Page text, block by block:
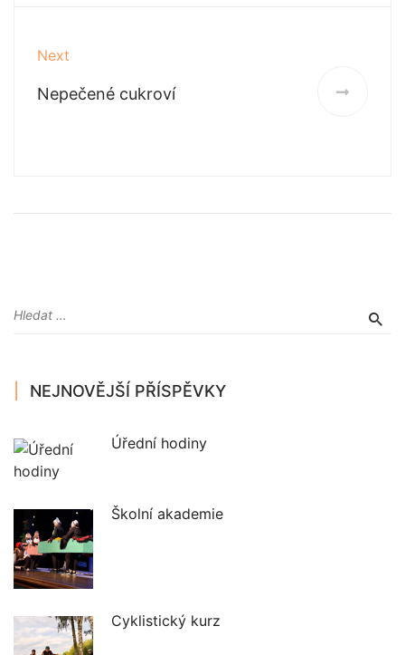
Next
Nepečené cukroví
NEJNOVĚJŠÍ PŘÍSPĚVKY
Úřední hodiny
Školní akademie
Cyklistický kurz